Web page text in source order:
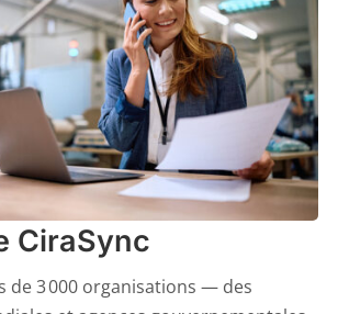
CiraSync
de 3 000 organisations — des